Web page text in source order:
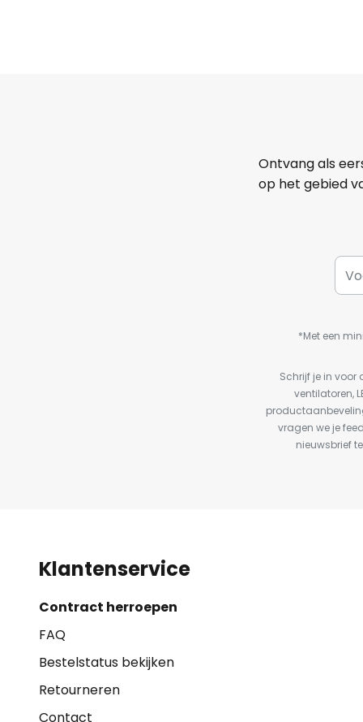
Ontvang als
op het gebied
*Met een
Schrijf je in voor
ventilatoren,
vragen we je
nieuwsbrief
Klantenservice
Contract herroepen
FAQ
Bestelstatus bekijken
Retourneren
Contact